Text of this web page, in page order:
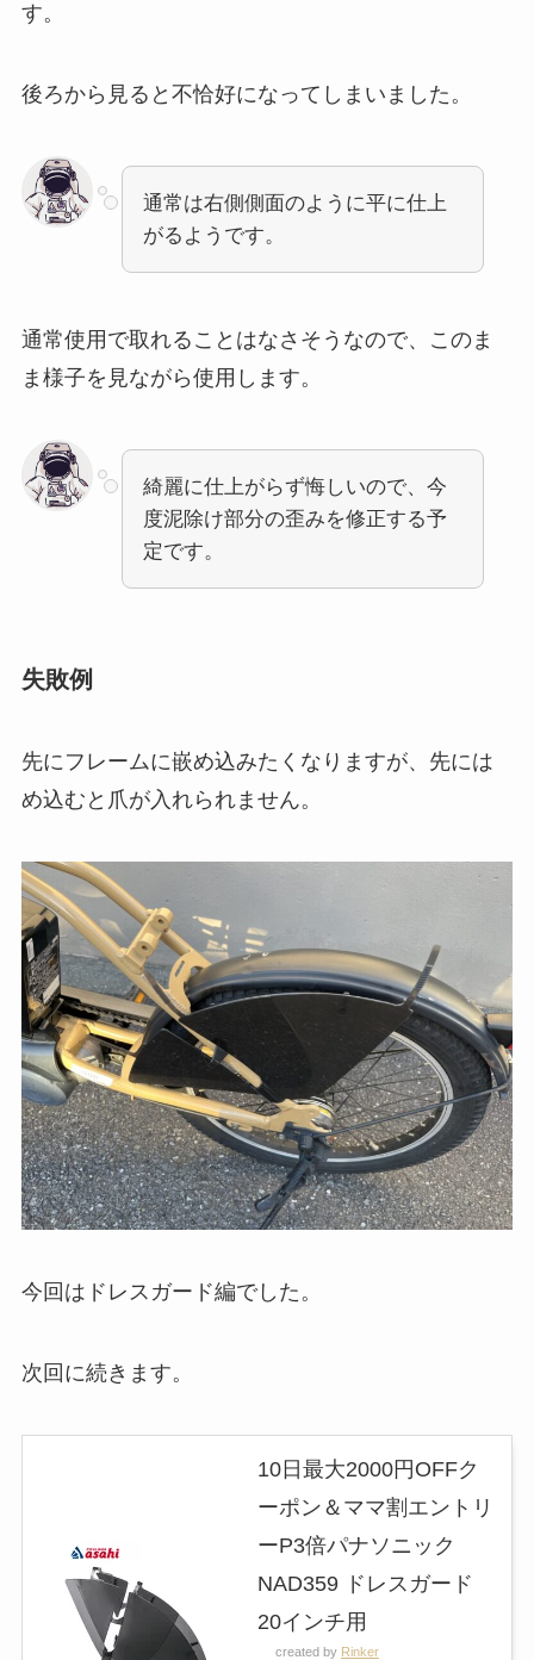
す。
後ろから見ると不恰好になってしまいました。
通常は右側側面のように平に仕上
がるようです。
通常使用で取れることはなさそうなので、このま
ま様子を見ながら使用します。
綺麗に仕上がらず悔しいので、今
度泥除け部分の歪みを修正する予
定です。
失敗例
先にフレームに嵌め込みたくなりますが、先には
め込むと爪が入れられません。
今回はドレスガード編でした。
次回に続きます。
10日最大2000円OFFク
ーポン＆ママ割エントリ
ーP3倍パナソニック
NAD359 ドレスガード
20インチ用
created by Rinker